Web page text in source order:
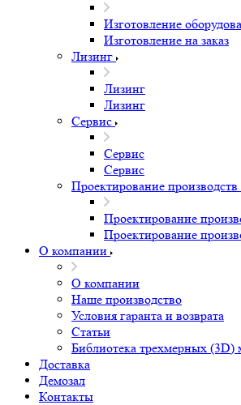
Изготовление
Изготовление на заказ
Лизинг
Лизинг
Лизинг
Сервис
Сервис
Сервис
Проектирование производств
Проектирование
Проектирование
О компании
О компании
Наше производство
Условия гаранта и возврата
Статьи
Библиотека трехмерных (3D)
Доставка
Демозал
Контакты